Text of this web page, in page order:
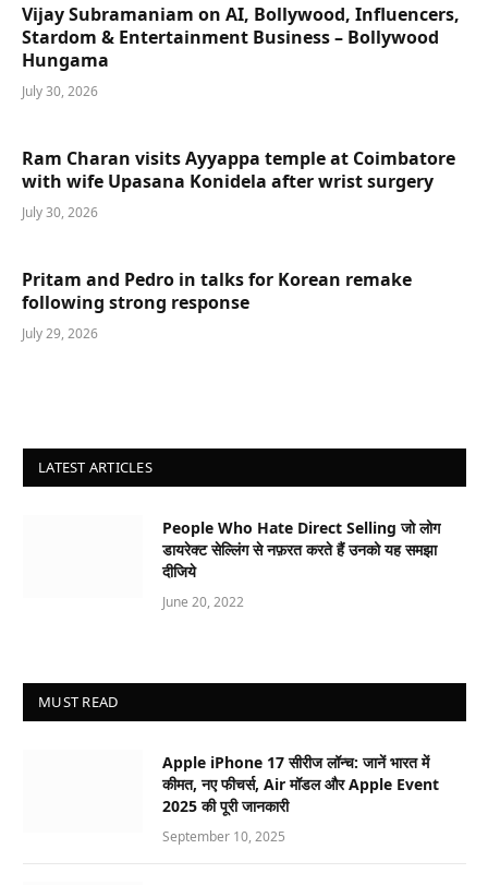
Vijay Subramaniam on AI, Bollywood, Influencers,
Stardom & Entertainment Business – Bollywood
Hungama
July 30, 2026
Ram Charan visits Ayyappa temple at Coimbatore
with wife Upasana Konidela after wrist surgery
July 30, 2026
Pritam and Pedro in talks for Korean remake
following strong response
July 29, 2026
LATEST ARTICLES
People Who Hate Direct Selling जो लोग
डायरेक्ट सेल्लिंग से नफ़रत करते हैं उनको यह समझा
दीजिये
June 20, 2022
MUST READ
Apple iPhone 17 सीरीज लॉन्च: जानें भारत में
कीमत, नए फीचर्स, Air मॉडल और Apple Event
2025 की पूरी जानकारी
September 10, 2025